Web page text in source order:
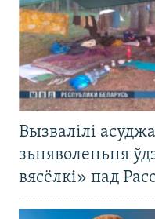
Вызвалілі
зьняволеньня
вясёлкі» пад